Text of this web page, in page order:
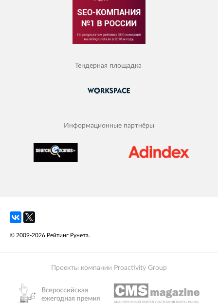
Тендерная площадка
Информационные партнёры
© 2009-2026 Рейтинг Рунета.
Проекты компании Proactivity Group